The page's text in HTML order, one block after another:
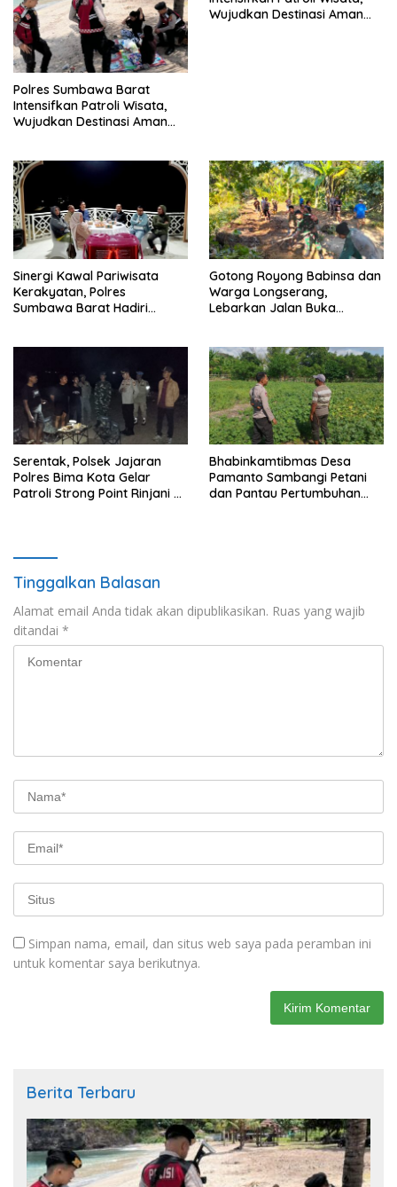
Polres Sumbawa Barat
Intensifkan Patroli Wisata,
Wujudkan Destinasi Aman
Wujudkan Destinasi Aman
Sinergi Kawal Pariwisata
Kerakyatan, Polres
Sumbawa Barat Hadiri
Suntuk”
Gotong Royong Babinsa dan
Warga Longserang,
Lebarkan Jalan Buka
Serentak, Polsek Jajaran
Polres Bima Kota Gelar
Patroli Strong Point Rinjani di
Bhabinkamtibmas Desa
Pamanto Sambangi Petani
dan Pantau Pertumbuhan
Tinggalkan Balasan
Alamat email Anda tidak akan dipublikasikan. Ruas yang wajib
ditandai *
Simpan nama, email, dan situs web saya pada peramban ini
untuk komentar saya berikutnya.
Berita Terbaru